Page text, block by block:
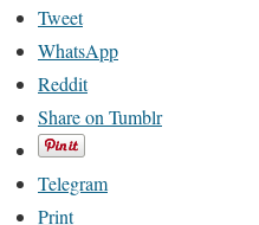
Tweet
WhatsApp
Reddit
Share on Tumblr
Telegram
Print